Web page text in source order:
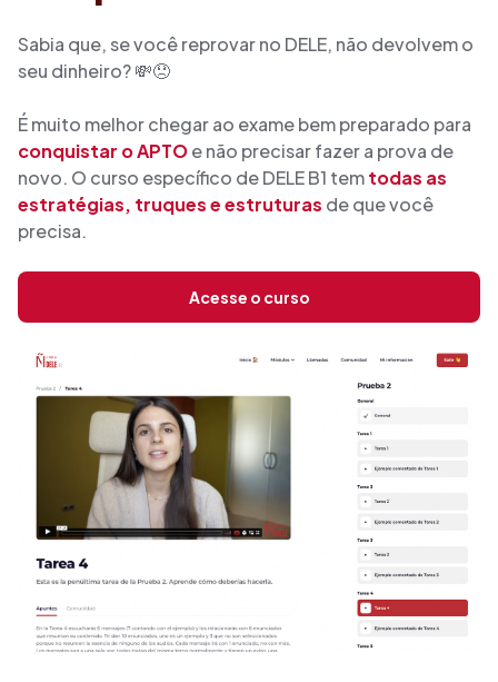
Sabia que, se você reprovar no DELE, não devolvem o
seu dinheiro? 💸😞
É muito melhor chegar ao exame bem preparado para
conquistar o APTOe não precisar fazer a prova de
novo. O curso específico de DELE B1 temtodas as
estratégias, truques e estruturas de que você
precisa.
Acesse o curso